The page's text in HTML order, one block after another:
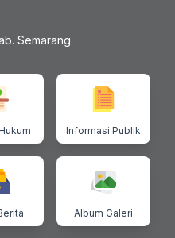
I
Semarang
Informasi Publik
Album Galeri